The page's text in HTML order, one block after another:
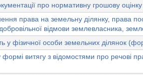
про нормативну грошову
права на земельну ділянку, права
відмови землевласника,
у фізичної особи земельних ділянок
витягу з відомостями про речові